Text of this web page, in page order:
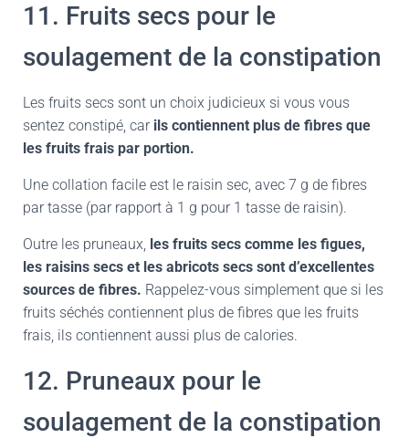
11. Fruits secs pour le
soulagement de la constipation
Les fruits secs sont un choix judicieux si vous vous
sentez constipé, carils contiennent plus de fibres que
les fruits frais par portion.
Une collation facile est le raisin sec, avec 7 g de fibres
par tasse (par rapport à 1 g pour 1 tasse de raisin).
Outre les pruneaux, les fruits secs comme les figues,
les raisins secs et les abricots secs sont d’excellentes
sources de fibres. Rappelez-vous simplement que si les
fruits séchés contiennent plus de fibres que les fruits
frais, ils contiennent aussi plus de calories.
12. Pruneaux pour le
soulagement de la constipation